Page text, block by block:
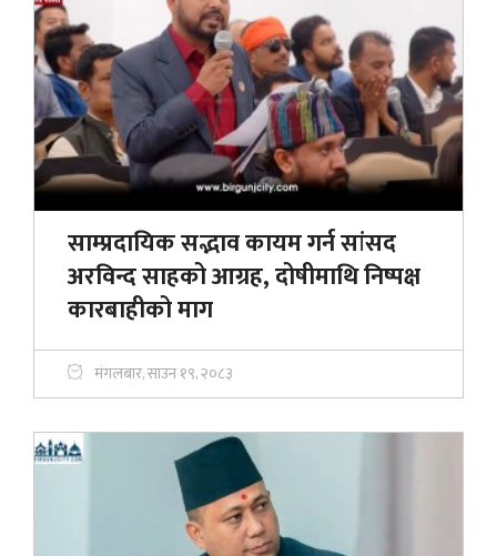
साम्प्रदायिक सद्भाव कायम गर्न सांसद
अरविन्द साहको आग्रह, दोषीमाथि निष्पक्ष
कारबाहीको माग
मंगलबार, साउन १९, २०८३